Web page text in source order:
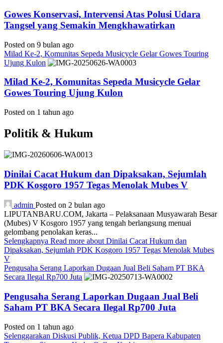
Gowes Konservasi, Intervensi Atas Polusi Udara
Tangsel yang Semakin Mengkhawatirkan
Posted on 9 bulan ago
Milad Ke-2, Komunitas Sepeda Musicycle Gelar Gowes Touring
Ujung Kulon
Milad Ke-2, Komunitas Sepeda Musicycle Gelar
Gowes Touring Ujung Kulon
Posted on 1 tahun ago
Politik & Hukum
Dinilai Cacat Hukum dan Dipaksakan, Sejumlah
PDK Kosgoro 1957 Tegas Menolak Mubes V
admin Posted on 2 bulan ago
LIPUTANBARU.COM, Jakarta – Pelaksanaan Musyawarah Besar
(Mubes) V Kosgoro 1957 yang tengah berlangsung menuai
gelombang penolakan keras...
Selengkapnya Read more about Dinilai Cacat Hukum dan
Dipaksakan, Sejumlah PDK Kosgoro 1957 Tegas Menolak Mubes
V
Pengusaha Serang Laporkan Dugaan Jual Beli Saham PT BKA
Secara Ilegal Rp700 Juta
Pengusaha Serang Laporkan Dugaan Jual Beli
Saham PT BKA Secara Ilegal Rp700 Juta
Posted on 1 tahun ago
Selenggarakan Diskusi Publik, Ketua DPD Bapera Kabupaten